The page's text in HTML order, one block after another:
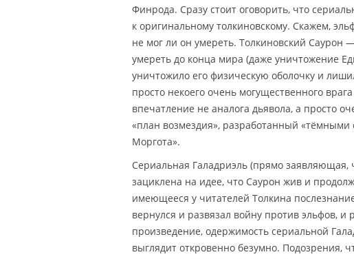
Финрода. Сразу стоит оговорить, что
к оригинальному толкиновскому. Скажем,
не мог ли он умереть. Толкиновский Саурон
умереть до конца мира (даже уничтожение
уничтожило его физическую оболочку и
просто некоего очень могущественного
впечатление не аналога дьявола, а просто
«план возмездия», разработанный
Моргота».
Сериальная Галадриэль (прямо
зациклена на идее, что Саурон жив и
имеющееся у читателей Толкина
вернулся и развязал войну против эльфов, и
произведение, одержимость сериальной
выглядит откровенно безумно. Подозрения,